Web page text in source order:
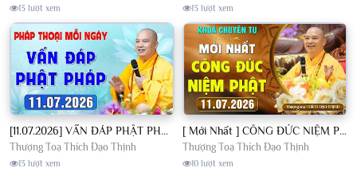
13 lượt xem 13 lượt xem
[11.07.2026] VẤN ĐÁP PHẬT PHÁP - Nghe Thầy giảng Pháp mỗi ngày CÔNG ĐỨC VÔ LƯỢNG│TT. Thích Đạo Thịnh
Thượng Toạ Thích Đạo Thịnh
13 lượt xem
[ Mới Nhất ] CÔNG ĐỨC NIỆM PHẬT - Khoá Chuyên Tu Chùa Khai Nguyên 11/07/2026 | TT. Thích Đạo Thịnh
Thượng Toạ Thích Đạo Thịnh
10 lượt xem